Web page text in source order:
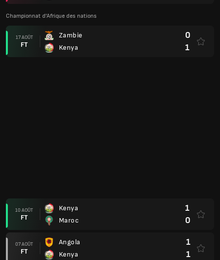
Championnat d'Afrique des nations
17 AOÛT
FT
Zambie
Kenya
0
1
10 AOÛT
FT
Kenya
Maroc
1
0
07 AOÛT
FT
Angola
Kenya
1
1